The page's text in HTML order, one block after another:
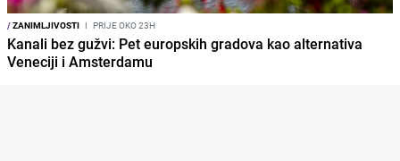
/ZANIMLJIVOSTI I PRIJE OKO 23H
Kanali bez gužvi: Pet europskih gradova kao alternativa
Veneciji i Amsterdamu